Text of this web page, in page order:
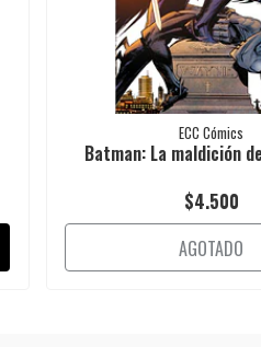
ECC Cómics
Batman: La maldición
$4.500
AGOTADO